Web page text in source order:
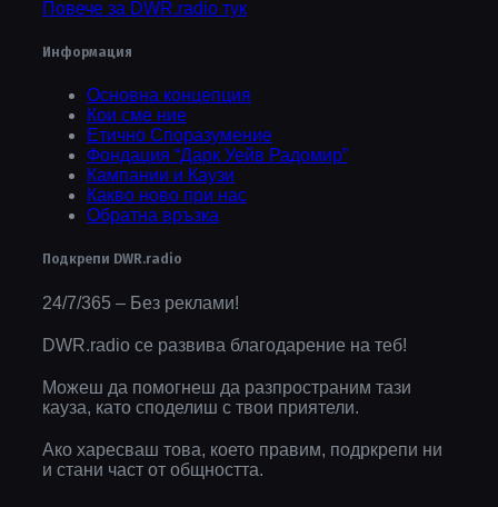
Повече за DWR.radio тук
Информация
Основна концепция
Кои сме ние
Етично Споразумение
Фондация “Дарк Уейв Радомир”
Кампании и Каузи
Какво ново при нас
Обратна връзка
Подкрепи DWR.radio
24/7/365 – Без реклами!
DWR.radio се развива благодарение на теб!
Можеш да помогнеш да разпространим тази
кауза, като споделиш с твои приятели.
Ако харесваш това, което правим, подркрепи ни
и стани част от общността.